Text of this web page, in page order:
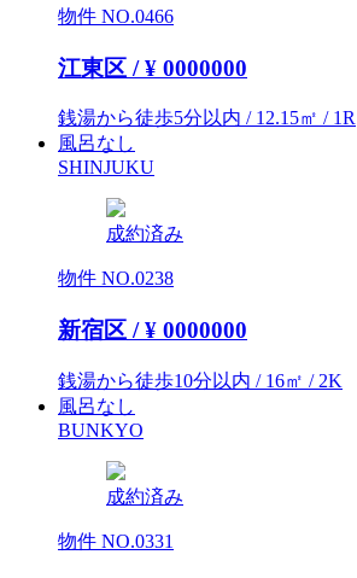
物件 NO.0466
江東区 / ¥ 0000000
銭湯から徒歩5分以内 / 12.15㎡ / 1R
風呂なし
SHINJUKU
成約済み
物件 NO.0238
新宿区 / ¥ 0000000
銭湯から徒歩10分以内 / 16㎡ / 2K
風呂なし
BUNKYO
成約済み
物件 NO.0331